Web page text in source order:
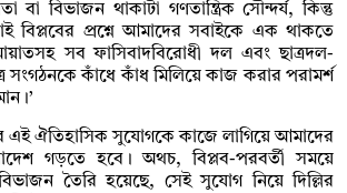
বা বিভাজন থাকাটা গণতান্ত্রিক সৌন্দর্য, কিন্তু
বিপ্লবের প্রশ্নে আমাদের সবাইকে এক থাকতে
সব ফাসিবাদবিরোধী দল এবং ছাত্রদল-
সংগঠনকে কাঁধে কাঁধ মিলিয়ে কাজ করার পরামর্শ
এই ঐতিহাসিক সুযোগকে কাজে লাগিয়ে আমাদের
গড়তে হবে। অথচ, বিপ্লব-পরবর্তী সময়ে
তৈরি হয়েছে, সেই সুযোগ নিয়ে দিল্লির